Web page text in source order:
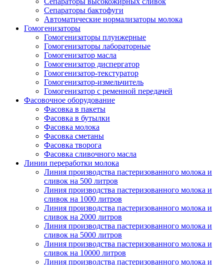
Сепараторы бактофуги
Автоматические нормализаторы молока
Гомогенизаторы
Гомогенизаторы плунжерные
Гомогенизаторы лабораторные
Гомогенизатор масла
Гомогенизатор диспергатор
Гомогенизатор-текстуратор
Гомогенизатор-измельчитель
Гомогенизатор с ременной передачей
Фасовочное оборудование
Фасовка в пакеты
Фасовка в бутылки
Фасовка молока
Фасовка сметаны
Фасовка творога
Фасовка сливочного масла
Линии переработки молока
Линия производства пастеризованного молока и
сливок на 500 литров
Линия производства пастеризованного молока и
сливок на 1000 литров
Линия производства пастеризованного молока и
сливок на 2000 литров
Линия производства пастеризованного молока и
сливок на 5000 литров
Линия производства пастеризованного молока и
сливок на 10000 литров
Линия производства пастеризованного молока и